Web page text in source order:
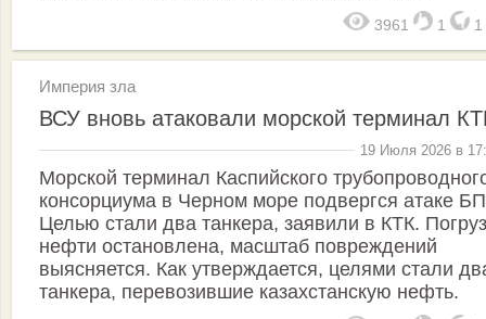
3961 1 1
Империя зла
ВСУ вновь атаковали морской терминал
19 Июля 2026 в
Морской терминал Каспийского
консорциума в Черном море подвергся атаке
Целью стали два танкера, заявили в КТК.
нефти остановлена, масштаб повреждений
выясняется. Как утверждается, целями стали
танкера, перевозившие казахстанскую нефть.